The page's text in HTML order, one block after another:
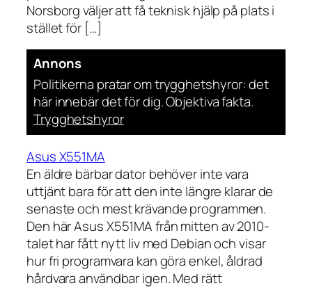
Norsborg väljer att få teknisk hjälp på plats i
stället för […]
Annons
Politikerna pratar om trygghetshyror: det
här innebär det för dig. Objektiva fakta.
Trygghetshyror
Asus X551MA
En äldre bärbar dator behöver inte vara
uttjänt bara för att den inte längre klarar de
senaste och mest krävande programmen.
Den här Asus X551MA från mitten av 2010-
talet har fått nytt liv med Debian och visar
hur fri programvara kan göra enkel, åldrad
hårdvara användbar igen. Med rätt